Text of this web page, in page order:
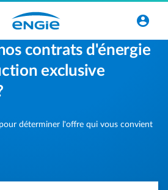
normal-account-circle
contrats d'énergie
exclusive
déterminer l'offre qui vous convient